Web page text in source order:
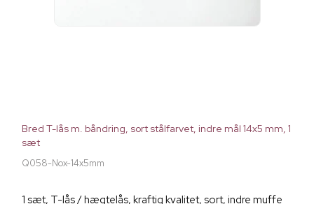
Bred T-lås m. båndring, sort stålfarvet, indre mål 14x5 mm, 1
sæt
Q058-Nox-14x5mm
1 sæt, T-lås / hægtelås, kraftig kvalitet, sort, indre muffe